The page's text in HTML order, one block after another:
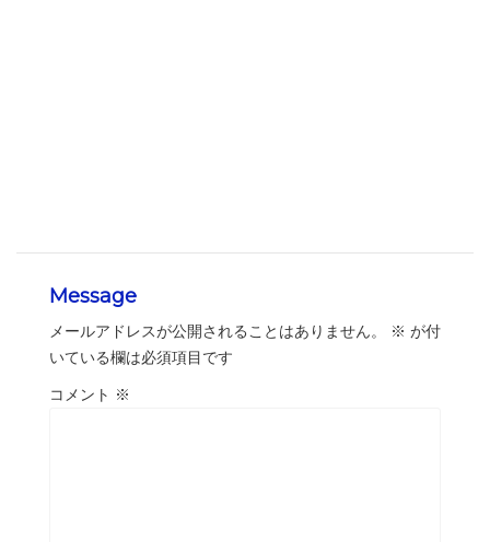
Message
メールアドレスが公開されることはありません。 ※ が付
いている欄は必須項目です
コメント ※